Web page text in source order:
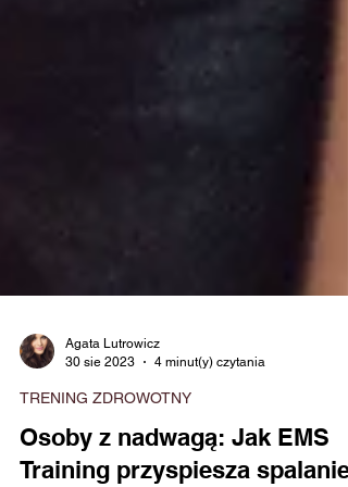
30 sie 2023
4 minut(y) czytania
TRENING ZDROWOTNY
Osoby z nadwagą: Jak EMS